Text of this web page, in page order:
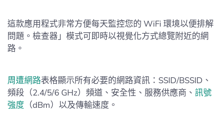
這款應用程式非常方便每天監控您的 WiFi 環境以便排解
問題。檢查器」模式可即時以視覺化方式總覽附近的網
路。
周遭網路表格顯示所有必要的網路資訊：SSID/BSSID、
頻段（2.4/5/6 GHz）頻道、安全性、服務供應商、 訊號
強度 （dBm）以及傳輸速度。